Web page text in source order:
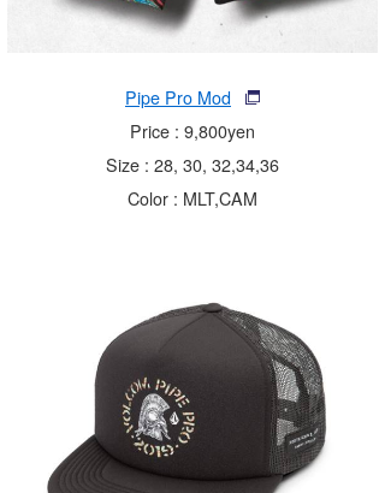
Pipe Pro Mod
Price : 9,800yen
Size : 28, 30, 32,34,36
Color : MLT,CAM